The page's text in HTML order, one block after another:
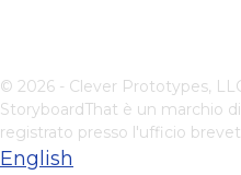
© 2026 - Clever Prototypes,
StoryboardThat è un marchio di
registrato presso l'ufficio
English